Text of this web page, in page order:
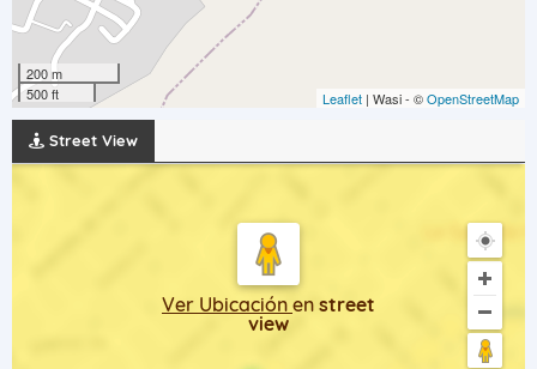
200 m
500 ft
Leaflet | Wasi - ©OpenStreetMap
Street View
Ver Ubicación en street
view